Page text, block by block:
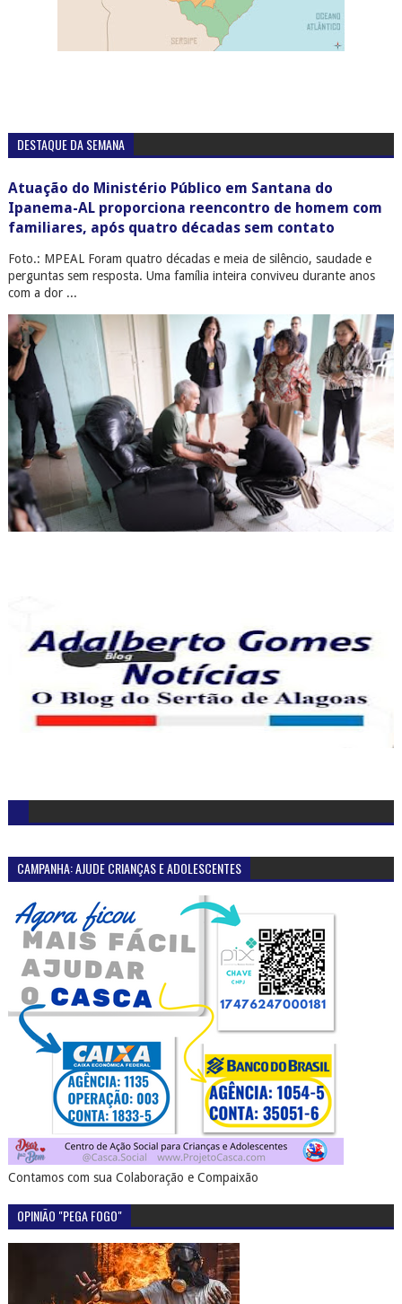
DESTAQUE DA SEMANA
Atuação do Ministério Público em Santana do
Ipanema-AL proporciona reencontro de homem com
familiares, após quatro décadas sem contato
Foto.: MPEAL Foram quatro décadas e meia de silêncio, saudade e
perguntas sem resposta. Uma família inteira conviveu durante anos
com a dor ...
CAMPANHA: AJUDE CRIANÇAS E ADOLESCENTES
Contamos com sua Colaboração e Compaixão
OPINIÃO "PEGA FOGO"